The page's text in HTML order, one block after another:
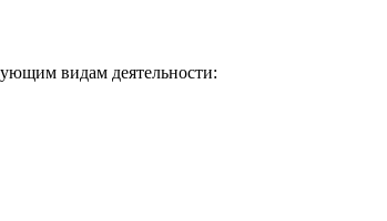
видам деятельности: